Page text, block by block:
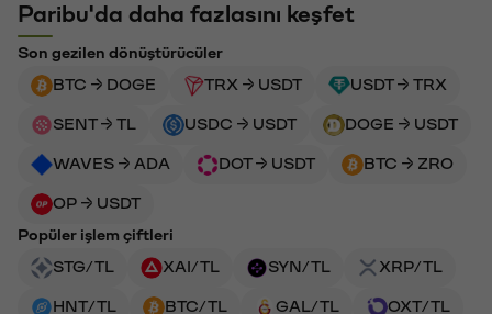
Paribu'da daha fazlasını keşfet
Son gezilen dönüştürücüler
BTC → DOGE
TRX → USDT USDT → TRX
SENT → TL USDC → USDT DOGE → USDT
WAVES → ADA DOT → USDT BTC → ZRO
OP → USDT
Popüler işlem çiftleri
STG/TL
XAI/TL SYN/TL XRP/TL
HNT/TL BTC/TL GAL/TL OXT/TL